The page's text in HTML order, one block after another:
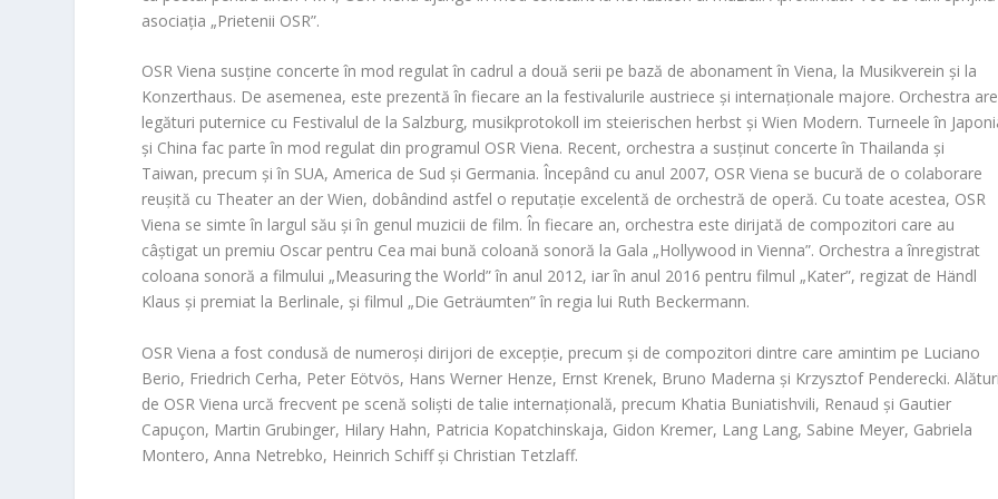
asociația „Prietenii OSR”.
OSR Viena susține concerte în mod regulat în cadrul a două serii pe bază de abonament în Viena, la Musikverein și la
Konzerthaus. De asemenea, este prezentă în fiecare an la festivalurile austriece și internaționale majore. Orchestra are
legături puternice cu Festivalul de la Salzburg, musikprotokoll im steierischen herbst și Wien Modern. Turneele în
și China fac parte în mod regulat din programul OSR Viena. Recent, orchestra a susținut concerte în Thailanda și
Taiwan, precum și în SUA, America de Sud și Germania. Începând cu anul 2007, OSR Viena se bucură de o colaborare
reușită cu Theater an der Wien, dobândind astfel o reputație excelentă de orchestră de operă. Cu toate acestea, OSR
Viena se simte în largul său și în genul muzicii de film. În fiecare an, orchestra este dirijată de compozitori care au
câștigat un premiu Oscar pentru Cea mai bună coloană sonoră la Gala „Hollywood in Vienna”. Orchestra a înregistrat
coloana sonoră a filmului „Measuring the World” în anul 2012, iar în anul 2016 pentru filmul „Kater”, regizat de Händl
Klaus și premiat la Berlinale, și filmul „Die Geträumten” în regia lui Ruth Beckermann.
OSR Viena a fost condusă de numeroși dirijori de excepție, precum și de compozitori dintre care amintim pe Luciano
Berio, Friedrich Cerha, Peter Eötvös, Hans Werner Henze, Ernst Krenek, Bruno Maderna și Krzysztof Penderecki. Alături
de OSR Viena urcă frecvent pe scenă soliști de talie internațională, precum Khatia Buniatishvili, Renaud și Gautier
Capuçon, Martin Grubinger, Hilary Hahn, Patricia Kopatchinskaja, Gidon Kremer, Lang Lang, Sabine Meyer, Gabriela
Montero, Anna Netrebko, Heinrich Schiff și Christian Tetzlaff.